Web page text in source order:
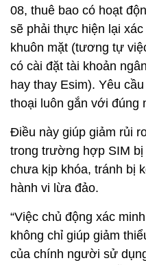
08, thuê bao có hoạt
sẽ phải thực hiện lại
khuôn mặt (tương tự
có cài đặt tài khoản
hay thay Esim). Yêu
thoại luôn gắn với đúng
Điều này giúp giảm rủi
trong trường hợp SIM
chưa kịp khóa, tránh bị
hành vi lừa đảo.
“Việc chủ động xác
không chỉ giúp giảm
của chính người sử